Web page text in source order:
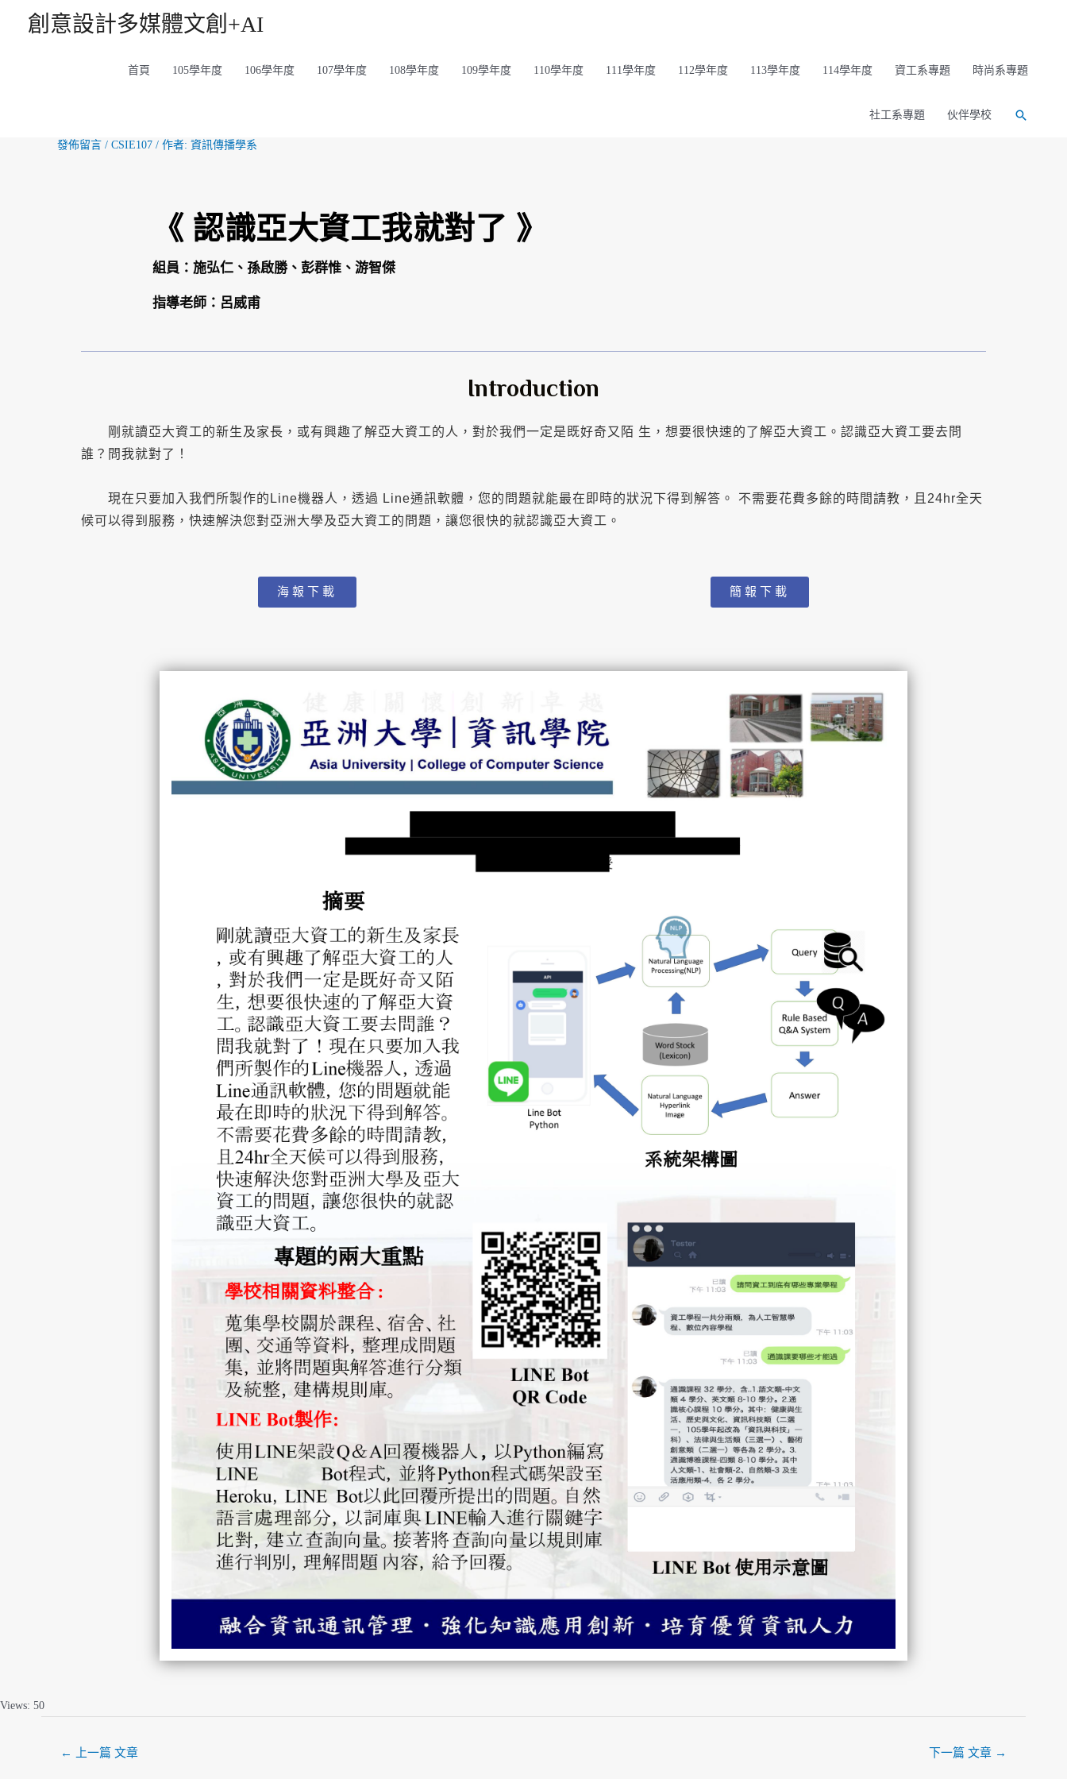
創意設計多媒體文創+AI
首頁 105學年度 106學年度 107學年度 108學年度 109學年度 110學年度 111學年度 112學年度 113學年度 114學年度 資工系專題 時尚系專題
社工系專題 伙伴學校
發佈留言 / CSIE107 / 作者: 資訊傳播學系
《 認識亞大資工我就對了 》
組員：施弘仁、孫啟勝、彭群惟、游智傑
指導老師：呂威甫
Introduction
剛就讀亞大資工的新生及家長，或有興趣了解亞大資工的人，對於我們一定是既好奇又陌 生，想要很快速的了解亞大資工。認識亞大資工要去問
誰？問我就對了！
現在只要加入我們所製作的Line機器人，透過 Line通訊軟體，您的問題就能最在即時的狀況下得到解答。 不需要花費多餘的時間請教，且24hr全天
候可以得到服務，快速解決您對亞洲大學及亞大資工的問題，讓您很快的就認識亞大資工。
海報下載 簡報下載
Views: 50
← 上一篇 文章 下一篇 文章 →